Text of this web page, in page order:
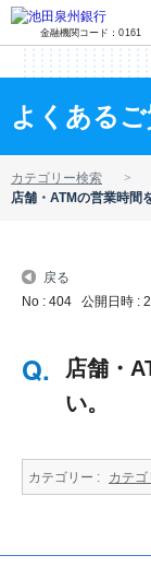
金融機関コード：0161
よくあるご
カテゴリー検索
店舗・ATMの営業時間
戻る
No : 404 公開日時 :
店舗・
い。
カテゴリー : カテ